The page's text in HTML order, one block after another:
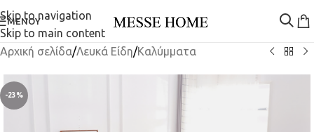
Skip to navigation
Skip to main content
ΜΕΝΟΎ
Αρχική σελίδα/Λευκά Είδη/Καλύμματα
-23%